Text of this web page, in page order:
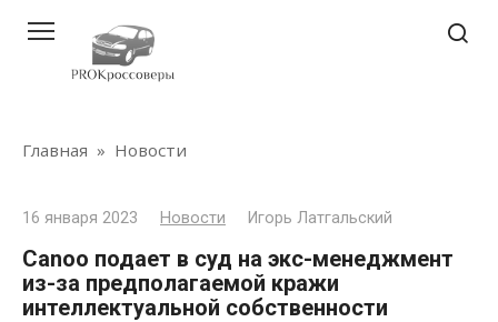
контенту
Главная » Новости
16 января 2023 Новости Игорь Латгальский
Canoo подает в суд на экс-менеджмент
из-за предполагаемой кражи
интеллектуальной собственности